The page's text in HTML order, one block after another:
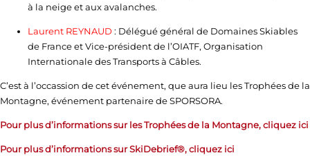
à la neige et aux avalanches.
Laurent REYNAUD : Délégué général de Domaines Skiables
de France et Vice-président de l’OIATF, Organisation
Internationale des Transports à Câbles.
C’est à l’occassion de cet événement, que aura lieu les Trophées de la
Montagne, événement partenaire de SPORSORA.
Pour plus d’informations sur les Trophées de la Montagne, cliquez ici
Pour plus d’informations sur SkiDebrief®, cliquez ici